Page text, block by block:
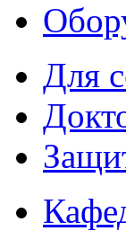
Для